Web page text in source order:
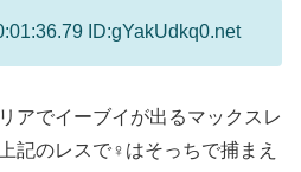
ID:gYakUdkq0.net
アでイーブイが出るマックスレ
記のレスで♀はそっちで捕まえ